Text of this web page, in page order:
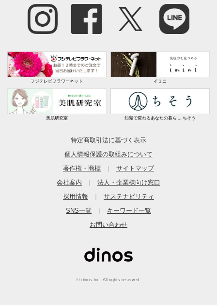
フジテレビフラワーネット イミニ
美肌研究室 知識で変わるあなたの暮らし ちそう
特定商取引法に基づく表示
個人情報保護の取組みについて
著作権・商標
サイトマップ
会社案内
法人・企業様向け窓口
採用情報
サステナビリティ
SNS一覧
キーワード一覧
お問い合わせ
© dinos Inc. All rights reserved.